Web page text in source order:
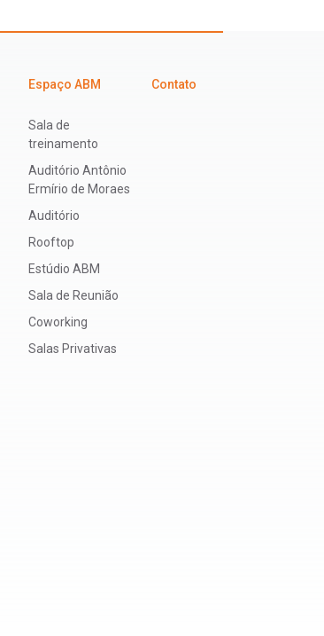
Espaço ABM
Sala de
treinamento
Auditório Antônio
Ermírio de Moraes
Auditório
Rooftop
Estúdio ABM
Sala de Reunião
Coworking
Salas Privativas
Contato